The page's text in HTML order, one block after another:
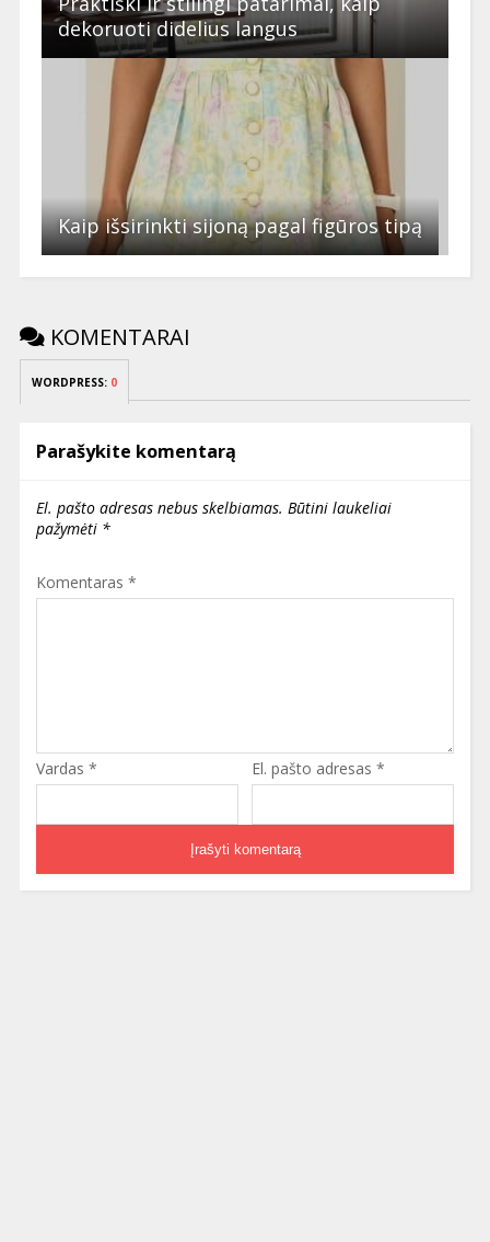
dekoruoti didelius langus
Kaip išsirinkti sijoną pagal figūros tipą
KOMENTARAI
WORDPRESS: 0
Parašykite komentarą
El. pašto adresas nebus skelbiamas. Būtini laukeliai
pažymėti *
Komentaras *
Vardas * El. pašto adresas *